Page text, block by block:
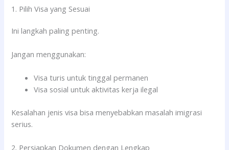
1. Pilih Visa yang Sesuai
Ini langkah paling penting.
Jangan menggunakan:
Visa turis untuk tinggal permanen
Visa sosial untuk aktivitas kerja ilegal
Kesalahan jenis visa bisa menyebabkan masalah imigrasi
serius.
2. Persiapkan Dokumen dengan Lengkap